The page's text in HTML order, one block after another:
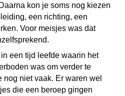
kon je soms nog kiezen
een richting, een
Voor meisjes was dat
een tijd leefde waarin het
was om verder te
nog niet vaak. Er waren wel
die een beroep gingen